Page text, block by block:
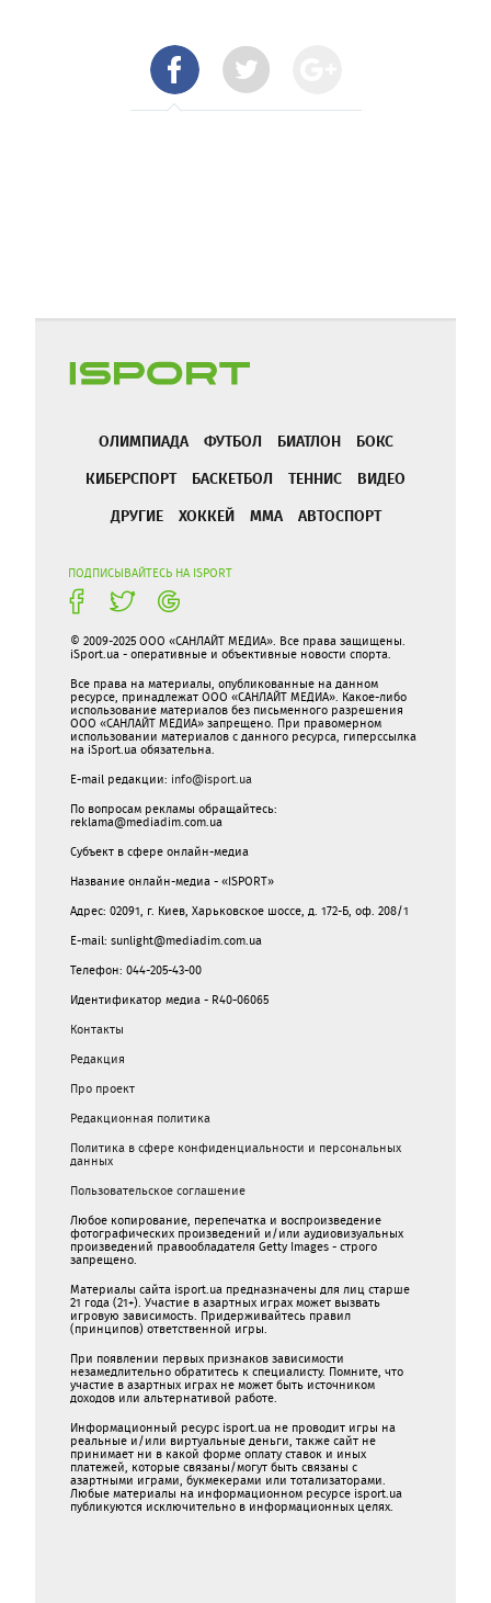
ОЛИМПИАДА ФУТБОЛ БИАТЛОН
БОКС
КИБЕРСПОРТ
БАСКЕТБОЛ ТЕННИС
ВИДЕО
ДРУГИЕ
ХОККЕЙ ММА АВТОСПОРТ
ПОДПИСЫВАЙТЕСЬ НА ISPORT
© 2009-2025 ООО «САНЛАЙТ МЕДИА». Все права защищены.
iSport.ua - оперативные и объективные новости спорта.
Все права на материалы, опубликованные на данном
ресурсе, принадлежат ООО «САНЛАЙТ МЕДИА». Какое-либо
использование материалов без письменного разрешения
ООО «САНЛАЙТ МЕДИА» запрещено. При правомерном
использовании материалов с данного ресурса, гиперссылка
на iSport.ua обязательна.
E-mail редакции: info@isport.ua
По вопросам рекламы обращайтесь:
reklama@mediadim.com.ua
Субъект в сфере онлайн-медиа
Название онлайн-медиа - «ISPORT»
Адрес: 02091, г. Киев, Харьковское шоссе, д. 172-Б, оф. 208/1
E-mail: sunlight@mediadim.com.ua
Телефон: 044-205-43-00
Идентификатор медиа - R40-06065
Контакты
Редакция
Про проект
Редакционная политика
Политика в сфере конфиденциальности и персональных
данных
Пользовательское соглашение
Любое копирование, перепечатка и воспроизведение
фотографических произведений и/или аудиовизуальных
произведений правообладателя Getty Images - строго
запрещено.
Материалы сайта isport.ua предназначены для лиц старше
21 года (21+). Участие в азартных играх может вызвать
игровую зависимость. Придерживайтесь правил
(принципов) ответственной игры.
При появлении первых признаков зависимости
незамедлительно обратитесь к специалисту. Помните, что
участие в азартных играх не может быть источником
доходов или альтернативой работе.
Информационный ресурс isport.ua не проводит игры на
реальные и/или виртуальные деньги, также сайт не
принимает ни в какой форме oплaту ставок и иных
платежей, которые связаны/могут быть связаны c
азартными игрaми, букмекерами или тотализаторами.
Любые материалы на информационном ресурсе isport.ua
публикуютcя исключительно в информационных целях.